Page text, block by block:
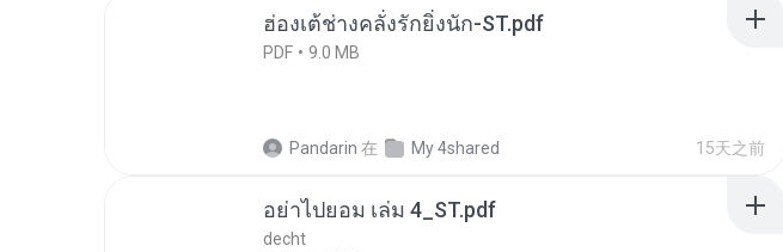
ฮ่องเต้ช่างคลั่งรักยิ่งนัก-ST.pdf
PDF 9.0 MB
Pandarin 在 My 4shared 15天之前
อย่าไปยอม เล่ม 4_ST.pdf
decht